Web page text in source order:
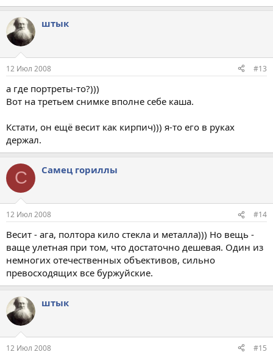
штык
12 Июл 2008 #13
а где портреты-то?)))
Вот на третьем снимке вполне себе каша.
Кстати, он ещё весит как кирпич))) я-то его в руках
держал.
С Самец гориллы
12 Июл 2008 #14
Весит - ага, полтора кило стекла и металла))) Но вещь -
ваще улетная при том, что достаточно дешевая. Один из
немногих отечественных объективов, сильно
превосходящих все буржуйские.
штык
12 Июл 2008 #15